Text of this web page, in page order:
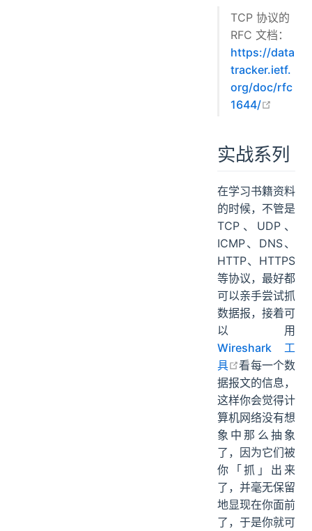
TCP 协议的
RFC 文档：
https://data
tracker.ietf.
org/doc/rfc
1644/
实战系列
在学习书籍资料
的时候，不管是
TCP、UDP、
ICMP、DNS、
HTTP、HTTPS
等协议，最好都
可以亲手尝试抓
数据报，接着可
以用
Wireshark 工
具
open in new
看每一个数
据报文的信息，
这样你会觉得计
算机网络没有想
象中那么抽象
了，因为它们被
你「抓」出来
了，并毫无保留
地显现在你面前
了，于是你就可